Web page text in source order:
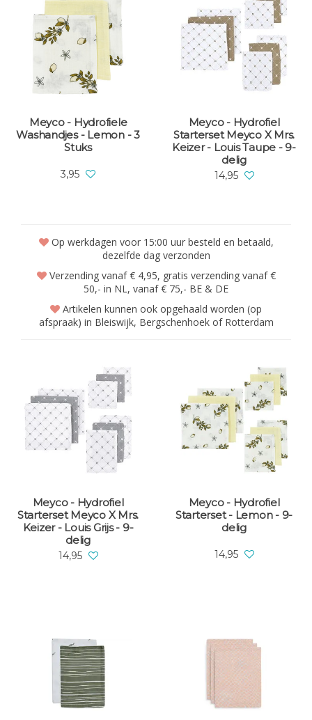
Meyco - Hydrofiele
Washandjes - Lemon - 3
Stuks
3,95
Meyco - Hydrofiel
Starterset Meyco X Mrs.
Keizer - Louis Taupe - 9-
delig
14,95
Op werkdagen voor 15:00 uur besteld en betaald,
dezelfde dag verzonden
Verzending vanaf € 4,95, gratis verzending vanaf €
50,- in NL, vanaf € 75,- BE & DE
Artikelen kunnen ook opgehaald worden (op
afspraak) in Bleiswijk, Bergschenhoek of Rotterdam
Meyco - Hydrofiel
Starterset Meyco X Mrs.
Keizer - Louis Grijs - 9-
delig
14,95
Meyco - Hydrofiel
Starterset - Lemon - 9-
delig
14,95